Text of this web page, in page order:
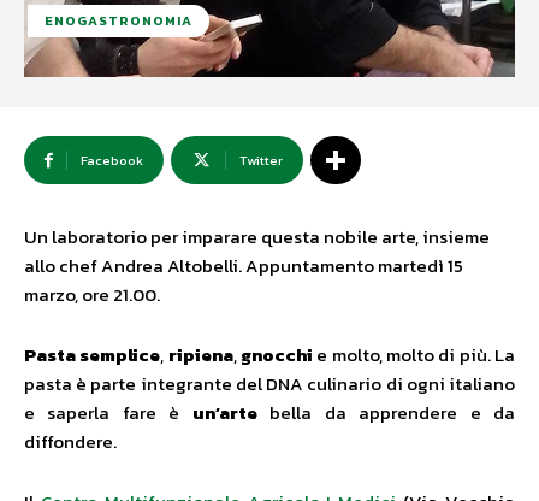
ENOGASTRONOMIA
Facebook Twitter
Un laboratorio per imparare questa nobile arte, insieme
allo chef Andrea Altobelli. Appuntamento martedì 15
marzo, ore 21.00.
Pasta semplice, ripiena,gnocchi e molto, molto di più. La
pasta è parte integrante del DNA culinario di ogni italiano
e saperla fare è un’artebella da apprendere e da
diffondere.